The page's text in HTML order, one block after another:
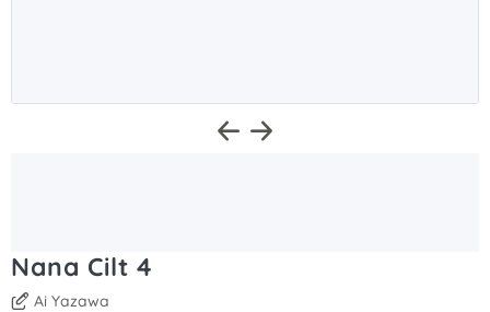
Nana Cilt 4
Ai Yazawa